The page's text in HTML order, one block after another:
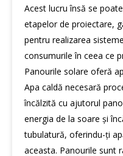
Acest lucru însă se
etapelor de proiectare,
pentru realizarea
consumurile în ceea ce
Panourile solare oferă
Apa caldă necesară
încălzită cu ajutorul
energia de la soare și
tubulatură, oferindu-ți
aceasta. Panourile sunt